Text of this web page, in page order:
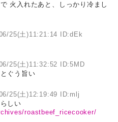
火入れたあと、しっかり冷まし
25(土)11:21:14 ID:dEk
25(土)11:32:52 ID:5MD
ぐう旨い
25(土)12:19:49 ID:mlj
しい
roastbeef_ricecooker/